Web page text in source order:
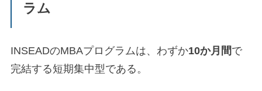
ラム
INSEADのMBAプログラムは、わずか10か月間で
完結する短期集中型である。